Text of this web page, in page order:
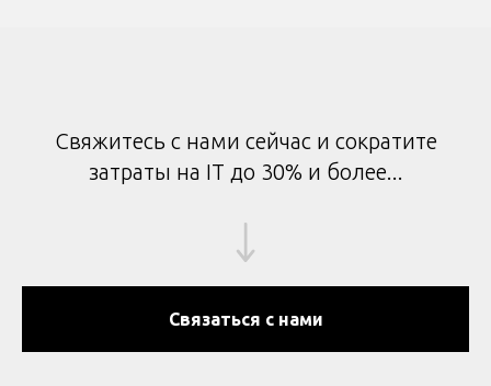
Свяжитесь с нами сейчас и сократите
затраты на IT до 30% и более...
Связаться с нами